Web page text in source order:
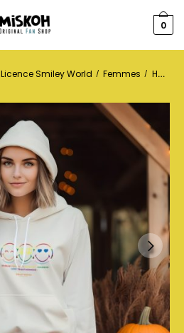
0
Licence Smiley World / Femmes / Hoodies